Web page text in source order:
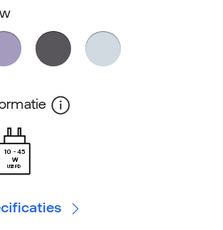
10
45
W
USB PD